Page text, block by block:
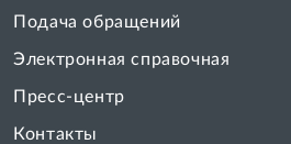
Подача обращений
Электронная справочная
Пресс-центр
Контакты